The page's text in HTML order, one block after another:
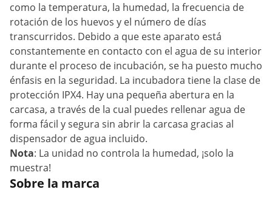
como la temperatura, la humedad, la frecuencia de
rotación de los huevos y el número de días
transcurridos. Debido a que este aparato está
constantemente en contacto con el agua de su interior
durante el proceso de incubación, se ha puesto mucho
énfasis en la seguridad. La incubadora tiene la clase de
protección IPX4. Hay una pequeña abertura en la
carcasa, a través de la cual puedes rellenar agua de
forma fácil y segura sin abrir la carcasa gracias al
dispensador de agua incluido.
Nota: La unidad no controla la humedad, ¡solo la
muestra!
Sobre la marca